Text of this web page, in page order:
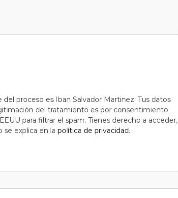
del proceso es Iban Salvador Martinez. Tus datos
del tratamiento es por consentimiento
para filtrar el spam. Tienes derecho a acceder,
se explica en la política de privacidad.